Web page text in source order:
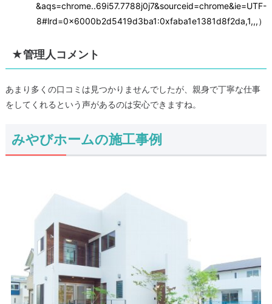
&aqs=chrome..69i57.7788j0j7&sourceid=chrome&ie=UTF-
8#lrd=0x6000b2d5419d3ba1:0xfaba1e1381d8f2da,1,,,）
★管理人コメント
あまり多くの口コミは見つかりませんでしたが、親身で丁寧な仕事
をしてくれるという声があるのは安心できますね。
みやびホームの施工事例